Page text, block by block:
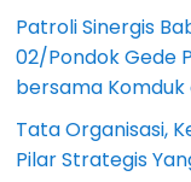
Patroli Sinergis
02/Pondok Gede
bersama Komduk
Tata Organisasi,
Pilar Strategis